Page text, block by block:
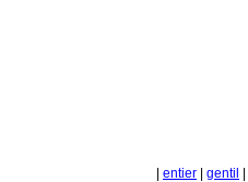
entier gentil